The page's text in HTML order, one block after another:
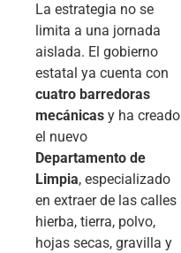
La estrategia no se
limita a una jornada
aislada. El gobierno
estatal ya cuenta con
cuatro barredoras
mecánicas y ha creado
el nuevo
Departamento de
Limpia, especializado
en extraer de las calles
hierba, tierra, polvo,
hojas secas, gravilla y